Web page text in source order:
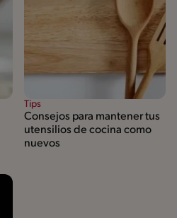
Tips
Consejos para mantener tus
utensilios de cocina como
nuevos